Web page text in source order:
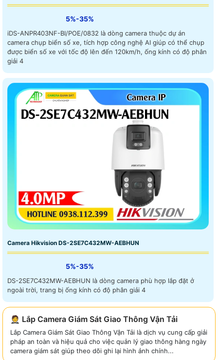
5%-35%
iDS-ANPR403NF-BI/POE/0832 là dòng camera thuộc dự án
camera chụp biển số xe, tích hợp công nghệ AI giúp có thể chụp
được biển số xe với tốc độ lên đến 120km/h, ống kính có độ phân
giải 4
Camera Hikvision DS-2SE7C432MW-AEBHUN
5%-35%
DS-2SE7C432MW-AEBHUN là dòng camera phù hợp lắp đặt ở
ngoài trời, trang bị ống kính có độ phân giải 4
🤵 Lắp Camera Giám Sát Giao Thông Vận Tải
Lắp Camera Giám Sát Giao Thông Vận Tải là dịch vụ cung cấp giải
pháp an toàn và hiệu quả cho việc quản lý giao thông hàng ngày
camera giám sát giúp theo dõi ghi lại hình ảnh chính...